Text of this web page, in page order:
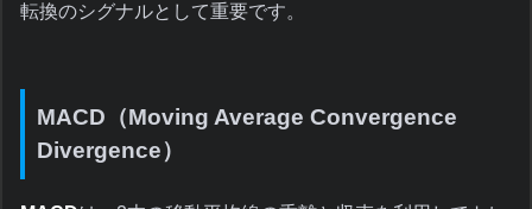
転換のシグナルとして重要です。
MACD（Moving Average Convergence
Divergence）